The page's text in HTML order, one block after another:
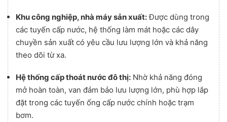
Khu công nghiệp, nhà máy sản xuất:Được dùng trong
các tuyến cấp nước, hệ thống làm mát hoặc các dây
chuyền sản xuất có yêu cầu lưu lượng lớn và khả năng
theo dõi từ xa.
Hệ thống cấp thoát nước đô thị: Nhờ khả năng đóng
mở hoàn toàn, van đảm bảo lưu lượng lớn, phù hợp lắp
đặt trong các tuyến ống cấp nước chính hoặc trạm
bơm.